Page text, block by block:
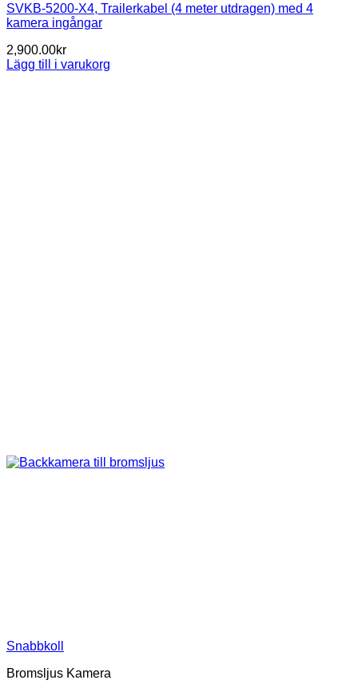
SVKB-5200-X4, Trailerkabel (4 meter utdragen) med 4
kamera ingångar
2,900.00kr
Lägg till i varukorg
Snabbkoll
Bromsljus Kamera